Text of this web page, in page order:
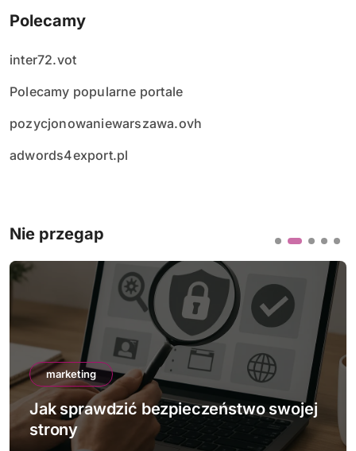
Polecamy
inter72.vot
Polecamy popularne portale
pozycjonowaniewarszawa.ovh
adwords4export.pl
Nie przegap
swojej
marketing
Jak działa mobile-